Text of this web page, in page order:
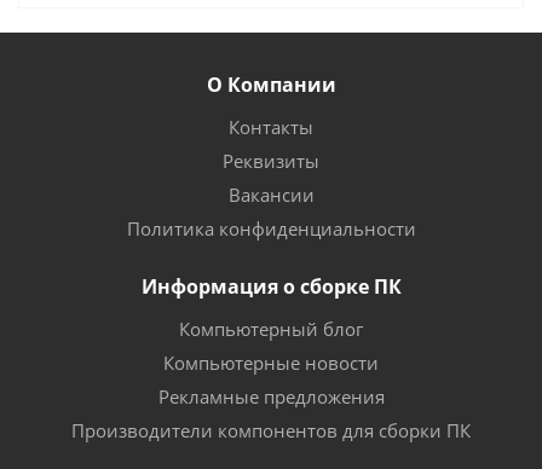
О Компании
Контакты
Реквизиты
Вакансии
Политика конфиденциальности
Информация о сборке ПК
Компьютерный блог
Компьютерные новости
Рекламные предложения
Производители компонентов для сборки ПК